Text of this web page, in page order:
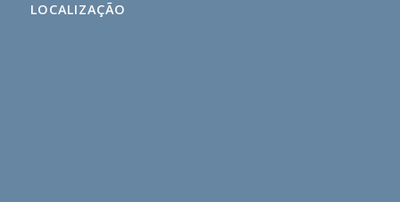
toto
LOCALIZAÇÃO